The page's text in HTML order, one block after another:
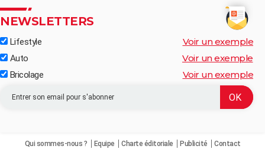
NEWSLETTERS
Lifestyle Voir un exemple
Auto Voir un exemple
Bricolage Voir un exemple
Qui sommes-nous ? Equipe Charte éditoriale Publicité Contact